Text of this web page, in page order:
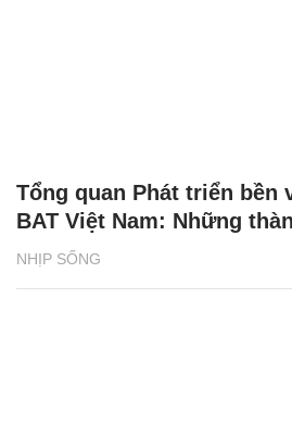
NHỊP SỐNG
Tổng quan Phát triển bền
BAT Việt Nam: Những